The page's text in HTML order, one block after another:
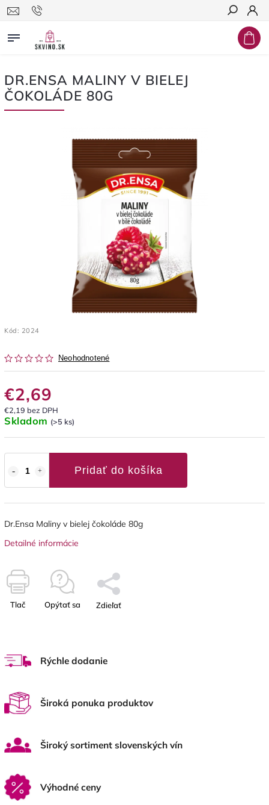
Hľadať
DR.ENSA MALINY V BIELEJ
ČOKOLÁDE 80G
Kód: 2024
Neohodnotené
€2,69
€2,19 bez DPH
Skladom (>5 ks)
Pridať do košíka
Dr.Ensa Maliny v bielej čokoláde 80g
Detailné informácie
Tlač Opýtať sa Zdieľať
Rýchle dodanie
Široká ponuka produktov
Široký sortiment slovenských vín
Výhodné ceny